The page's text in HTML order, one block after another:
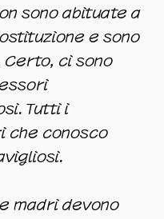
sono abituate a
e sono
ci sono
Tutti i
che conosco
madri devono